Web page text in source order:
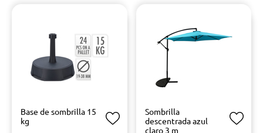
Base de sombrilla 15
kg
Sombrilla
descentrada azul
claro 3 m